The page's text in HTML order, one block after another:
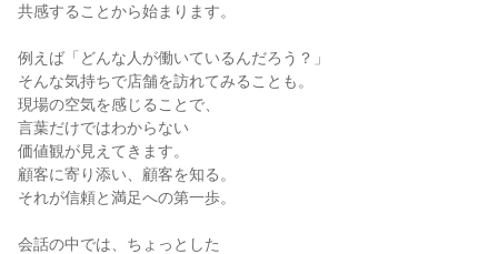
共感することから始まります。
例えば「どんな人が働いているんだろう？」
そんな気持ちで店舗を訪れてみることも。
現場の空気を感じることで、
言葉だけではわからない
価値観が見えてきます。
顧客に寄り添い、顧客を知る。
それが信頼と満足への第一歩。
会話の中では、ちょっとした